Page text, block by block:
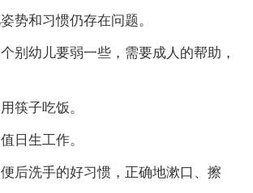
势和习惯仍存在问题。
别幼儿要弱一些，需要成人的帮助，
筷子吃饭。
日生工作。
后洗手的好习惯，正确地漱口、擦